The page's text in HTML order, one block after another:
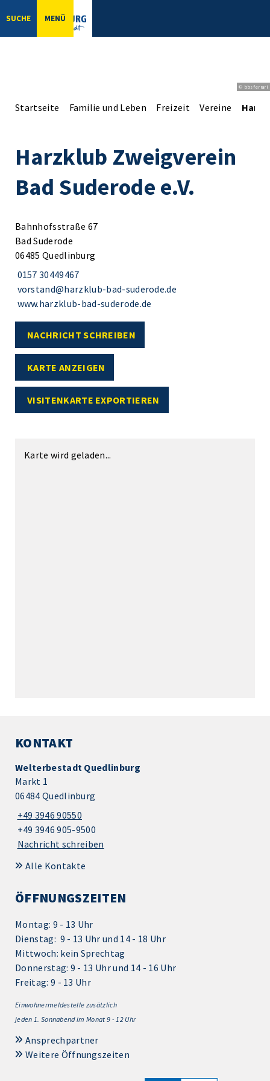
SUCHE MENÜ
© bbsferrari
Startseite Familie und Leben Freizeit Vereine
Harzklub Zweigverein
Bad Suderode e.V.
Bahnhofsstraße 67
Bad Suderode
06485 Quedlinburg
0157 30449467
vorstand@harzklub-bad-suderode.de
www.harzklub-bad-suderode.de
NACHRICHT SCHREIBEN
KARTE ANZEIGEN
VISITENKARTE EXPORTIEREN
Karte wird geladen...
KONTAKT
Welterbestadt Quedlinburg
Markt 1
06484 Quedlinburg
+49 3946 90550
+49 3946 905-9500
Nachricht schreiben
Alle Kontakte
ÖFFNUNGSZEITEN
Montag: 9 - 13 Uhr
Dienstag: 9 - 13 Uhr und 14 - 18 Uhr
Mittwoch: kein Sprechtag
Donnerstag: 9 - 13 Uhr und 14 - 16 Uhr
Freitag: 9 - 13 Uhr
Einwohnermeldestelle zusätzlich
jeden 1. Sonnabend im Monat 9 - 12 Uhr
Ansprechpartner
Weitere Öffnungszeiten